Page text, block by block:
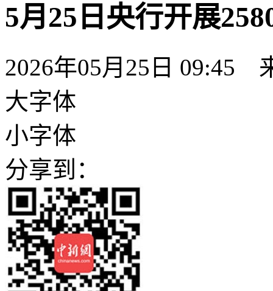
5月25日央行开展
2026年05月25日 09:45
大字体
小字体
分享到：